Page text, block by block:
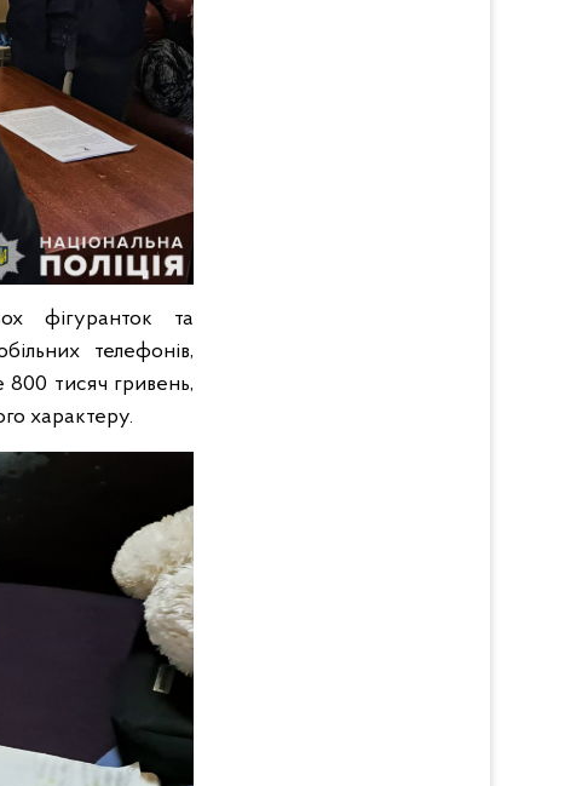
фігуранток та
телефонів,
тисяч гривень,
характеру.